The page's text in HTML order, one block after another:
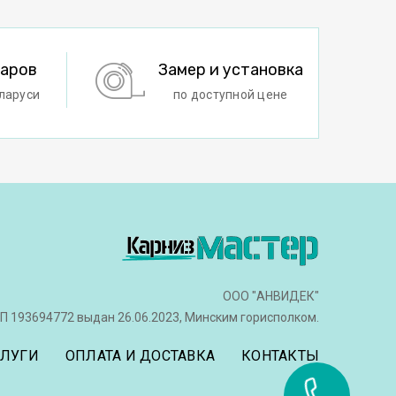
Замер и установка
по доступной цене
ООО "АНВИДЕК"
193694772 выдан 26.06.2023, Минским горисполком.
ОПЛАТА И ДОСТАВКА КОНТАКТЫ